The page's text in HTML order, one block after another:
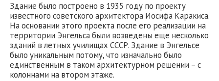
Здание было построено в 1935 году по проекту
известного советского архитектора Иосифа Каракиса.
На основании этого проекта после его реализации на
территории Энгельса были возведены еще несколько
зданий в летных училищах СССР. Здание в Энгельсе
было уникальным потому, что изначально было
единственным в таком архитектурном решении – с
колоннами на втором этаже.